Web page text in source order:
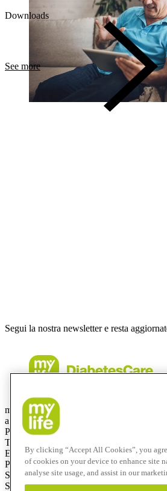
Downloads
See more
Segui la nostra newsletter e resta
mylife Diabetes Care Italia srl
a socio unico – capitale sociale: € 50.000 i.
Partita IVA e C.F.: 08438570965
Telefono: +39 0332 189 0607
E-mail: info@mylife-diabetescare.it
PEC (Posta Elettronica Certificata):
Sede amministrativa: Via Bizzozero, 11,
Sede legale: Via Giuseppe Frua, 22,
By clicking “Accept All Cookies”, you
of cookies on your device to enhance site
analyse site usage, and assist in our